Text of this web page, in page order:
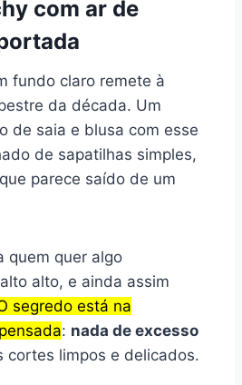
com ar de
fundo claro remete à
da década. Um
de saia e blusa com esse
de sapatilhas simples,
parece saído de um
quem quer algo
alto, e ainda assim
segredo está na
: nada de excesso
cortes limpos e delicados.